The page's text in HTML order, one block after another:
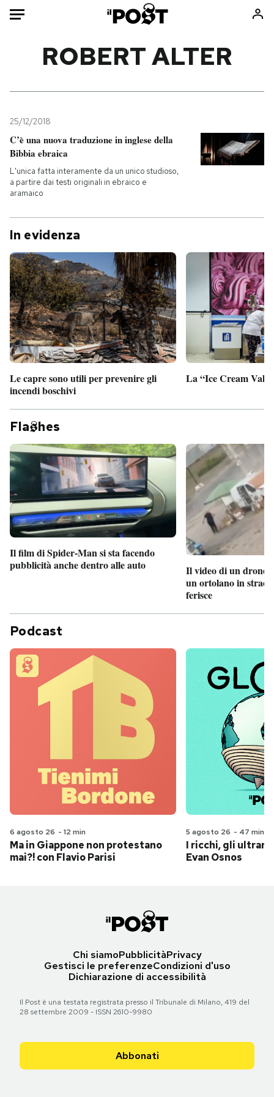
Mondo
Politica
Tecnologia
Internet
Scienza
Consumismi
Ok Boomer!
PODCAST
NEWSLETTER
I MIEI PREFERITI
SHOP
CALENDARIO
AREA PERSONALE
Entra
ROBERT ALTER
25/12/2018
C’è una nuova traduzione in inglese della
Bibbia ebraica
L'unica fatta interamente da un unico studioso,
a partire dai testi originali in ebraico e
aramaico
In evidenza
Le capre sono utili per prevenire gli
incendi boschivi
La “Ice Cream
Fla hes
Il film di Spider-Man si sta facendo
pubblicità anche dentro alle auto
Il video di un drone
un ortolano in
ferisce
Podcast
6 agosto 26 - 12 min
Ma in Giappone non protestano
mai?! con Flavio Parisi
5 agosto 26 - 47 min
I ricchi, gli
Evan Osnos
Chi siamoPubblicitàPrivacy
Gestisci le preferenzeCondizioni d'uso
Dichiarazione di accessibilità
Il Post è una testata registrata presso il Tribunale di Milano, 419 del
28 settembre 2009 - ISSN 2610-9980
Abbonati